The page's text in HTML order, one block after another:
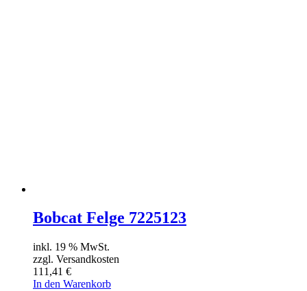
Bobcat Felge 7225123
inkl. 19 % MwSt.
zzgl. Versandkosten
111,41 €
In den Warenkorb